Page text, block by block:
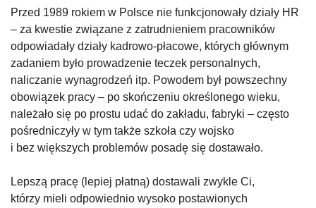
Przed 1989 rokiem w Polsce nie funkcjonowały działy HR
– za kwestie związane z zatrudnieniem pracowników
odpowiadały działy kadrowo-płacowe, których głównym
zadaniem było prowadzenie teczek personalnych,
naliczanie wynagrodzeń itp. Powodem był powszechny
obowiązek pracy – po skończeniu określonego wieku,
należało się po prostu udać do zakładu, fabryki – często
pośredniczyły w tym także szkoła czy wojsko
i bez większych problemów posadę się dostawało.
Lepszą pracę (lepiej płatną) dostawali zwykle Ci,
którzy mieli odpowiednio wysoko postawionych